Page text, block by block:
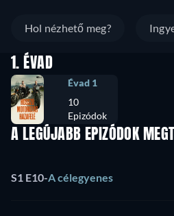
Hol nézhető meg?
1. ÉVAD
Évad 1
10
Epizódok
A LEGÚJABB EPIZÓDOK
S1 E10-A célegyenes